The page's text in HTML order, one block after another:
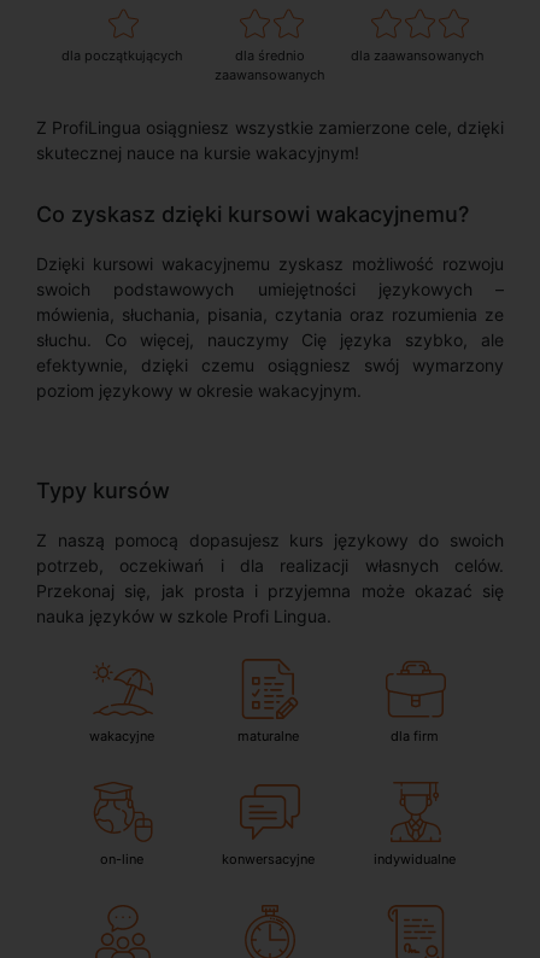
dla początkujących
dla średnio
zaawansowanych
dla zaawansowanych
Z ProfiLingua osiągniesz wszystkie zamierzone cele, dzięki
skutecznej nauce na kursie wakacyjnym!
Co zyskasz dzięki kursowi wakacyjnemu?
Dzięki kursowi wakacyjnemu zyskasz możliwość rozwoju
swoich podstawowych umiejętności językowych –
mówienia, słuchania, pisania, czytania oraz rozumienia ze
słuchu. Co więcej, nauczymy Cię języka szybko, ale
efektywnie, dzięki czemu osiągniesz swój wymarzony
poziom językowy w okresie wakacyjnym.
Typy kursów
Z naszą pomocą dopasujesz kurs językowy do swoich
potrzeb, oczekiwań i dla realizacji własnych celów.
Przekonaj się, jak prosta i przyjemna może okazać się
nauka języków w szkole Profi Lingua.
wakacyjne maturalne dla firm
on-line konwersacyjne indywidualne